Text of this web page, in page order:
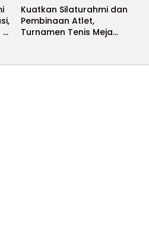
Kuatkan Silaturahmi dan
Pembinaan Atlet,
Turnamen Tenis Meja